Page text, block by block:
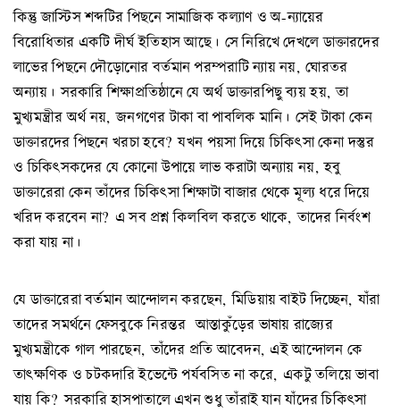
কিন্তু জাস্টিস শব্দটির পিছনে সামাজিক কল্যাণ ও অ-ন্যায়ের
বিরোধিতার একটি দীর্ঘ ইতিহাস আছে। সে নিরিখে দেখলে ডাক্তারদের
লাভের পিছনে দৌড়োনোর বর্তমান পরম্পরাটি ন্যায় নয়, ঘোরতর
অন্যায়। সরকারি শিক্ষাপ্রতিষ্ঠানে যে অর্থ ডাক্তারপিছু ব্যয় হয়, তা
মুখ্যমন্ত্রীর অর্থ নয়, জনগণের টাকা বা পাবলিক মানি। সেই টাকা কেন
ডাক্তারদের পিছনে খরচা হবে? যখন পয়সা দিয়ে চিকিৎসা কেনা দস্তুর
ও চিকিৎসকদের যে কোনো উপায়ে লাভ করাটা অন্যায় নয়, হবু
ডাক্তারেরা কেন তাঁদের চিকিৎসা শিক্ষাটা বাজার থেকে মূল্য ধরে দিয়ে
খরিদ করবেন না? এ সব প্রশ্ন কিলবিল করতে থাকে, তাদের নির্বংশ
করা যায় না।
যে ডাক্তারেরা বর্তমান আন্দোলন করছেন, মিডিয়ায় বাইট দিচ্ছেন, যাঁরা
তাদের সমর্থনে ফেসবুকে নিরন্তর আস্তাকুঁড়ের ভাষায় রাজ্যের
মুখ্যমন্ত্রীকে গাল পারছেন, তাঁদের প্রতি আবেদন, এই আন্দোলন কে
তাৎক্ষণিক ও চটকদারি ইভেন্টে পর্যবসিত না করে, একটু তলিয়ে ভাবা
যায় কি? সরকারি হাসপাতালে এখন শুধু তাঁরাই যান যাঁদের চিকিৎসা